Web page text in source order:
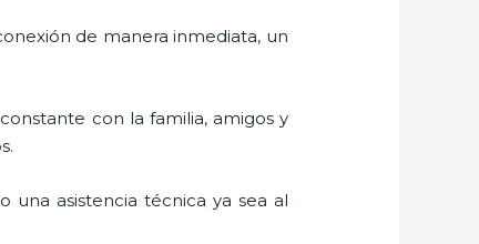
de manera inmediata, un
con la familia, amigos y
una asistencia técnica ya sea al